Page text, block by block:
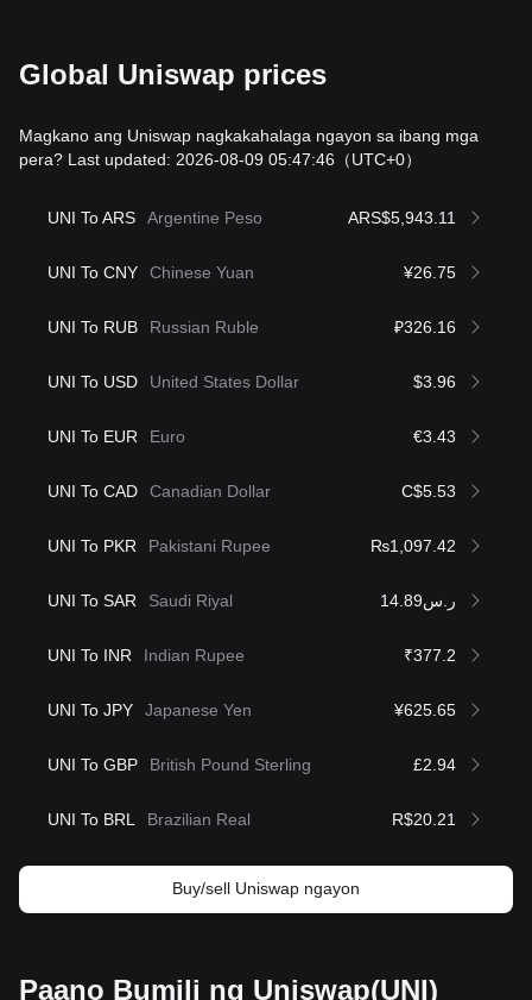
Global Uniswap prices
Magkano ang Uniswap nagkakahalaga ngayon sa ibang mga
pera? Last updated: 2026-08-09 05:47:46 （UTC+0）
UNI To ARS Argentine Peso ARS$5,943.11
UNI To CNY Chinese Yuan ¥26.75
UNI To RUB Russian Ruble ₽326.16
UNI To USD United States Dollar $3.96
UNI To EUR Euro €3.43
UNI To CAD Canadian Dollar C$5.53
UNI To PKR Pakistani Rupee ₨1,097.42
UNI To SAR Saudi Riyal ر.س14.89
UNI To INR Indian Rupee ₹377.2
UNI To JPY Japanese Yen ¥625.65
UNI To GBP British Pound Sterling £2.94
UNI To BRL Brazilian Real R$20.21
Buy/sell Uniswap ngayon
Paano Bumili ng Uniswap(UNI)